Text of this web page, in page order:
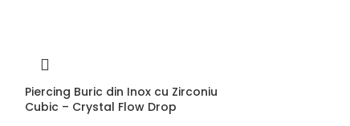
Piercing Buric din Inox cu Zirconiu
Cubic – Crystal Flow Drop